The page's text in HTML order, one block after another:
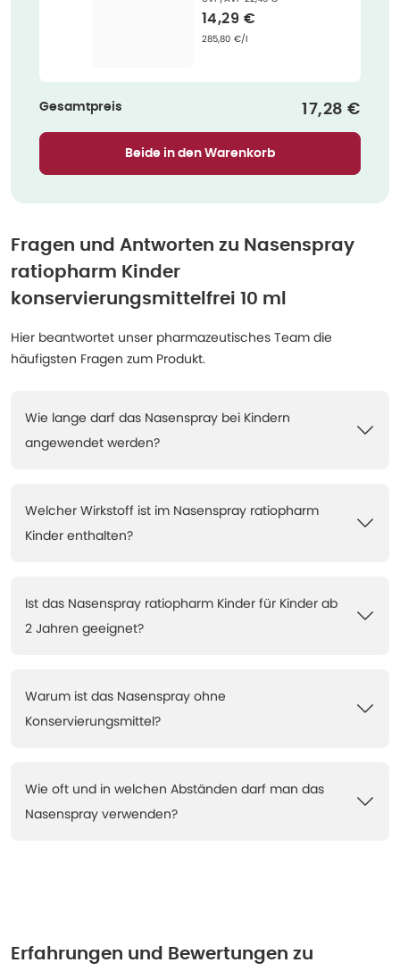
Verkaufspreis
14,29 €
Grundpreis
285,80 €/l
Gesamtpreis 17,28 €
Beide in den Warenkorb
Fragen und Antworten zu Nasenspray
ratiopharm Kinder
konservierungsmittelfrei 10 ml
Hier beantwortet unser pharmazeutisches Team die
häufigsten Fragen zum Produkt.
Wie lange darf das Nasenspray bei Kindern
angewendet werden?
Welcher Wirkstoff ist im Nasenspray ratiopharm
Kinder enthalten?
Ist das Nasenspray ratiopharm Kinder für Kinder ab
2 Jahren geeignet?
Warum ist das Nasenspray ohne
Konservierungsmittel?
Wie oft und in welchen Abständen darf man das
Nasenspray verwenden?
Erfahrungen und Bewertungen zu